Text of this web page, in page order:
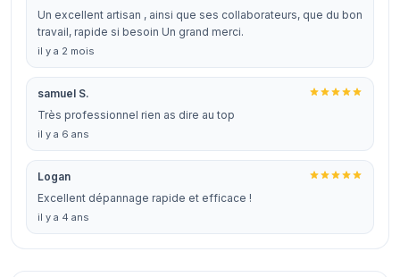
Un excellent artisan , ainsi que ses collaborateurs, que du bon
travail, rapide si besoin Un grand merci.
il y a 2 mois
samuel S.
Très professionnel rien as dire au top
il y a 6 ans
Logan
Excellent dépannage rapide et efficace !
il y a 4 ans